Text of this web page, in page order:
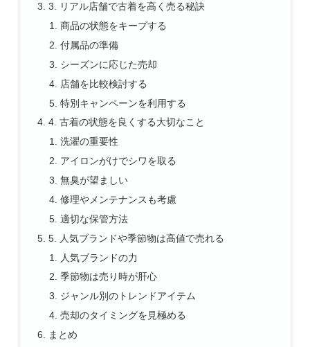
3. リアル店舗で古着を高く売る秘訣
商品の状態をキープする
付属品の準備
シーズンに応じた売却
店舗を比較検討する
特別キャンペーンを利用する
4. 古着の状態を良くする大切なこと
洗濯の重要性
アイロンがけでシワを取る
無臭が望ましい
修理やメンテナンスも考慮
適切な保管方法
5. 人気ブランドや季節物は高値で売れる
人気ブランドの力
季節物は売り時が肝心
ジャンル別のトレンドアイテム
売却のタイミングを見極める
まとめ